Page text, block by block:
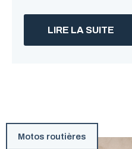
LIRE LA SUITE
Motos routières